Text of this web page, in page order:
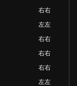
右右
左左
右右
右右
右右
左左